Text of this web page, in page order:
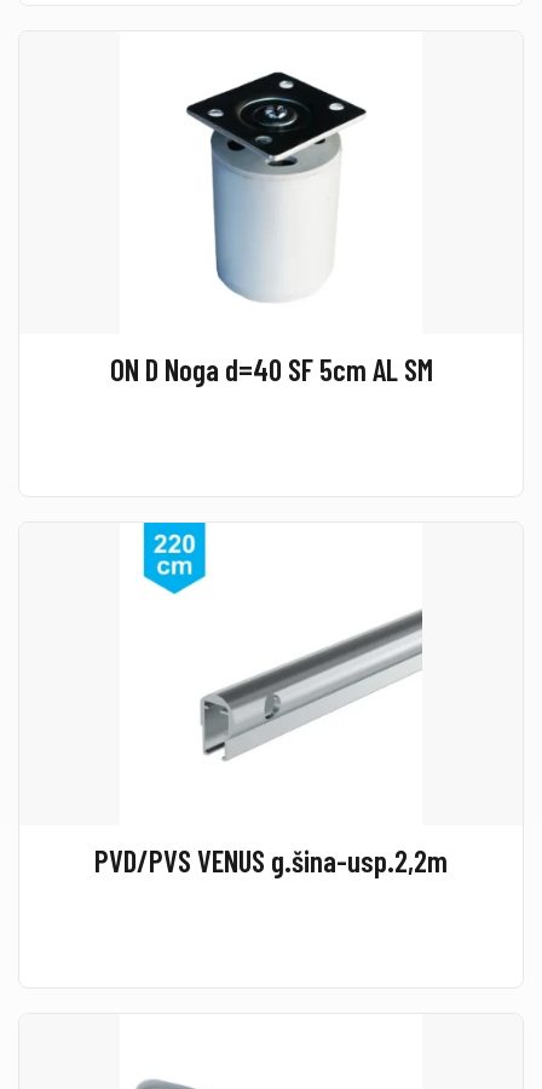
ON D Noga d=40 SF 5cm AL SM
PVD/PVS VENUS g.šina-usp.2,2m